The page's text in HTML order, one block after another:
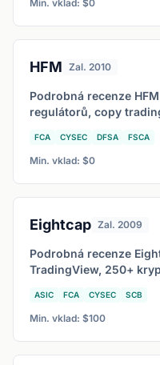
Min. vklad: $0
HFM Zal. 2010
Podrobná recenze
regulátorů, copy
FCA CYSEC DFSA FSCA
Min. vklad: $0
Eightcap Zal. 2009
Podrobná recenze
TradingView, 250+
ASIC FCA CYSEC SCB
Min. vklad: $100